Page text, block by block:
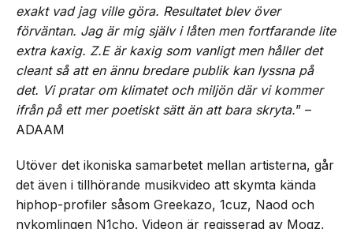
exakt vad jag ville göra. Resultatet blev över
förväntan. Jag är mig själv i låten men fortfarande lite
extra kaxig. Z.E är kaxig som vanligt men håller det
cleant så att en ännu bredare publik kan lyssna på
det. Vi pratar om klimatet och miljön där vi kommer
ifrån på ett mer poetiskt sätt än att bara skryta.” –
ADAAM
Utöver det ikoniska samarbetet mellan artisterna, går
det även i tillhörande musikvideo att skymta kända
hiphop-profiler såsom Greekazo, 1cuz, Naod och
nykomlingen N1cho. Videon är regisserad av Mogz,